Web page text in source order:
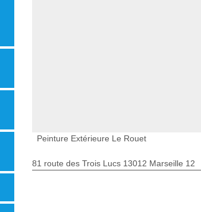
Peinture Extérieure Le Rouet
81 route des Trois Lucs 13012 Marseille 12